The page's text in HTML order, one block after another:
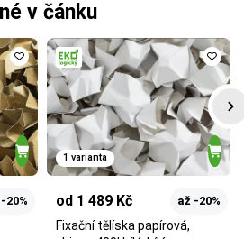
v čánku
20%
1 varianta
od 1 489 Kč až -20%
Fixační tělíska papírová,